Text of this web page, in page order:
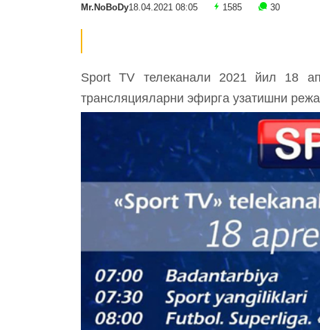
Mr.NoBoDy18.04.2021 08:05 1585 30
Sport TV телеканали 2021 йил 18
трансляцияларни эфирга узатишни